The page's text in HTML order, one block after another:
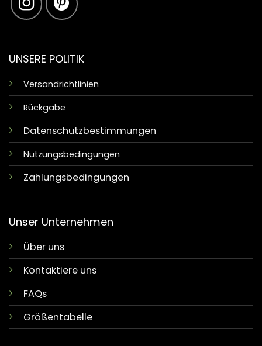
UNSERE POLITIK
Versandrichtlinien
Rückgabe
Datenschutzbestimmungen
Nutzungsbedingungen
Zahlungsbedingungen
Unser Unternehmen
Über uns
Kontaktiere uns
FAQs
Größentabelle